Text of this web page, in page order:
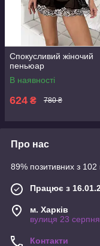
Спокусливий жіночий
пеньюар
В наявності
624 ₴ 780 ₴
Про нас
89% позитивних з 102
Працює з
м. Харків
вулиця 23
Контакти